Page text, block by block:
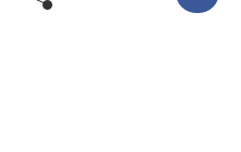
एलपीजी कनेक्शन मिलते थे।